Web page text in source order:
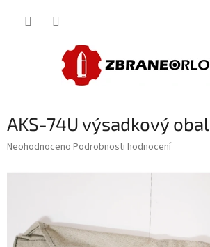
AKS-74U výsadkový obal
Průměrné
produktu
hvězdiček.
Neohodnoceno Podrobnosti hodnocení